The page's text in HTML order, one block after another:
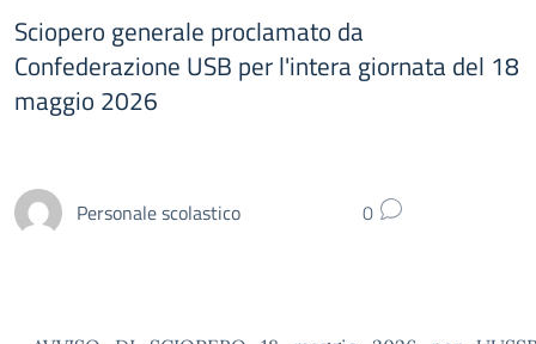
Sciopero generale proclamato da
Confederazione USB per l'intera giornata del 18
maggio 2026
Personale scolastico 0